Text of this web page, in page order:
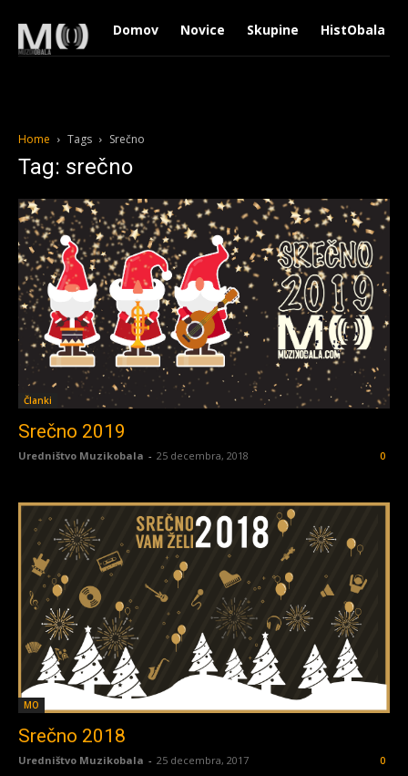
Domov Novice Skupine HistObala
Home Tags Srečno
Tag: srečno
Članki
Srečno 2019
Uredništvo Muzikobala - 25 decembra, 2018 0
MO
Srečno 2018
Uredništvo Muzikobala - 25 decembra, 2017 0